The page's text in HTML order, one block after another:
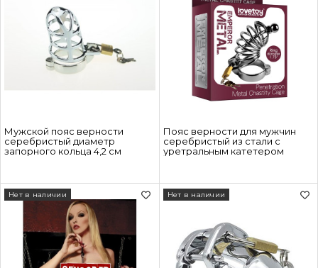
Мужской пояс верности
серебристый диаметр
запорного кольца 4,2 см
Пояс верности для мужчин
серебристый из стали с
уретральным катетером
Нет в наличии Нет в наличии